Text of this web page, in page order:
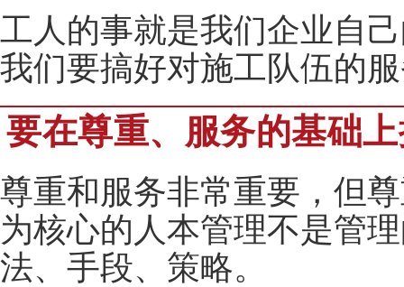
工人的事就是我们企业自
我们要搞好对施工队伍的
要在尊重、服务的基础
尊重和服务非常重要，但
为核心的人本管理不是管
法、手段、策略。